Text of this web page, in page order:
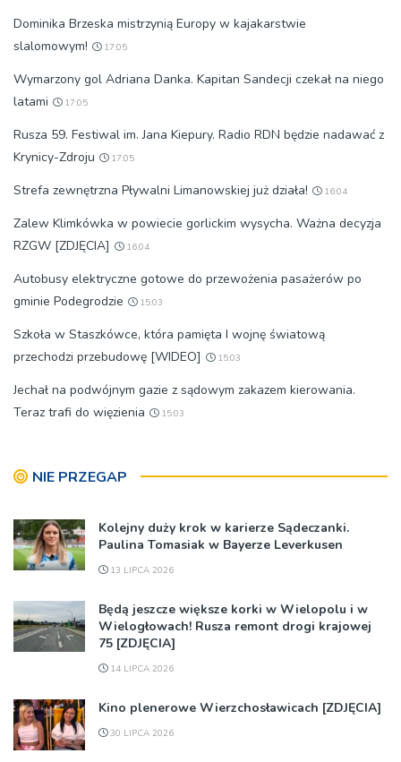
Dominika Brzeska mistrzynią Europy w kajakarstwie
slalomowym!
17:05
Wymarzony gol Adriana Danka. Kapitan Sandecji czekał na niego
latami
17:05
Rusza 59. Festiwal im. Jana Kiepury. Radio RDN będzie nadawać z
Krynicy-Zdroju
17:05
Strefa zewnętrzna Pływalni Limanowskiej już działa! 16:04
Zalew Klimkówka w powiecie gorlickim wysycha. Ważna decyzja
RZGW [ZDJĘCIA]
16:04
Autobusy elektryczne gotowe do przewożenia pasażerów po
gminie Podegrodzie
15:03
Szkoła w Staszkówce, która pamięta I wojnę światową
przechodzi przebudowę [WIDEO]
15:03
Jechał na podwójnym gazie z sądowym zakazem kierowania.
Teraz trafi do więzienia
15:03
NIE PRZEGAP
Kolejny duży krok w karierze Sądeczanki.
Paulina Tomasiak w Bayerze Leverkusen
13 LIPCA 2026
Będą jeszcze większe korki w Wielopolu i w
Wielogłowach! Rusza remont drogi krajowej
75 [ZDJĘCIA]
14 LIPCA 2026
Kino plenerowe Wierzchosławicach [ZDJĘCIA]
30 LIPCA 2026